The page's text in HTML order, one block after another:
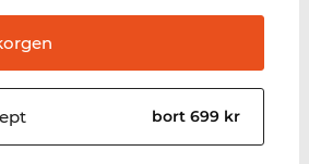
bort 699 kr